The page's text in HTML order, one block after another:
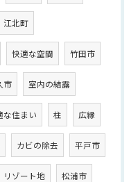
江北町
快適な空間 竹田市
市 室内の結露
な住まい 柱 広縁
カビの除去 平戸市
リゾート地 松浦市